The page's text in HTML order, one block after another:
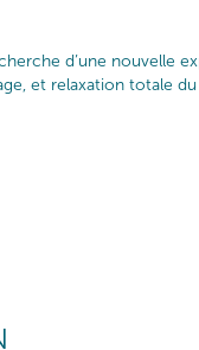
d’une nouvelle
et relaxation totale